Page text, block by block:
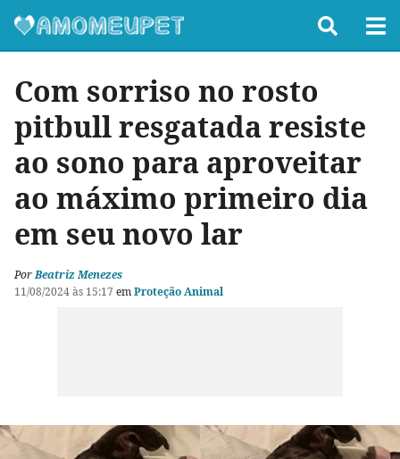
Com sorriso no rosto
pitbull resgatada resiste
ao sono para aproveitar
ao máximo primeiro dia
em seu novo lar
PorBeatriz Menezes
11/08/2024 às 15:17 emProteção Animal